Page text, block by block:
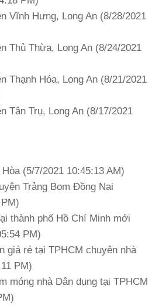
Vĩnh Hưng, Long An (8/28/2021
Thủ Thừa, Long An (8/24/2021
Thạnh Hóa, Long An (8/21/2021
Tân Trụ, Long An (8/17/2021
(5/7/2021 10:45:13 AM)
Trảng Bom Đồng Nai
thành phố Hồ Chí Minh mới
PM)
giá rẻ tại TPHCM chuyên nhà
PM)
móng nhà Dân dụng tại TPHCM